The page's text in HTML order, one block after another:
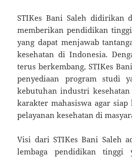
STIKes Bani Saleh didirikan
memberikan pendidikan
yang dapat menjawab
kesehatan di Indonesia.
terus berkembang, STIKes
penyediaan program studi
kebutuhan industri kesehatan
karakter mahasiswa agar
pelayanan kesehatan di
Visi dari STIKes Bani Saleh
lembaga pendidikan tinggi